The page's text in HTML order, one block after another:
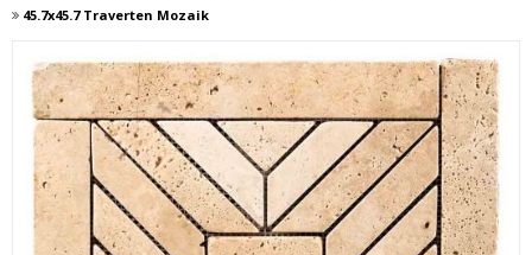
45.7x45.7 Traverten Mozaik